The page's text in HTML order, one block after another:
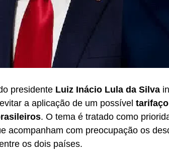
presidente Luiz Inácio Lula da Silva
a aplicação de um possível
. O tema é tratado como
acompanham com preocupação os
os dois países.